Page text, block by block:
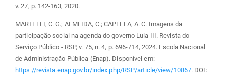
v. 27, p. 142-163, 2020.
MARTELLI, C. G.; ALMEIDA, C.; CAPELLA, A. C. Imagens da
participação social na agenda do governo Lula III. Revista do
Serviço Público - RSP, v. 75, n. 4, p. 696-714, 2024. Escola Nacional
de Administração Pública (Enap). Disponível em:
https://revista.enap.gov.br/index.php/RSP/article/view/10867. DOI: